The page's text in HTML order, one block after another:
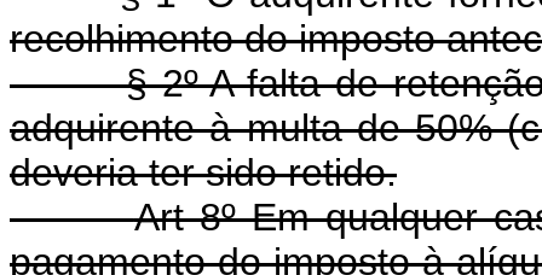
recolhimento do imposto
§ 2º A falta de retenção
adquirente à multa de 50%
deveria ter sido retido.
Art 8º Em qualquer
pagamento do imposto à